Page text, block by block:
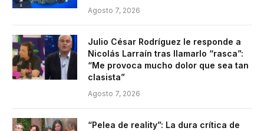
Agosto 7, 2026
Julio César Rodríguez le responde a
Nicolás Larraín tras llamarlo “rasca”:
“Me provoca mucho dolor que sea tan
clasista”
Agosto 7, 2026
“Pelea de reality”: La dura crítica de